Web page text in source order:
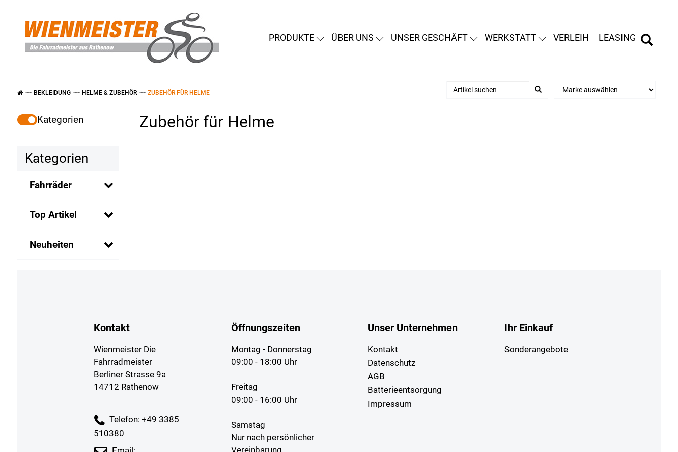
PRODUKTE ÜBER UNS UNSER GESCHÄFT WERKSTATT VERLEIH LEASING
BEKLEIDUNG HELME & ZUBEHÖR ZUBEHÖR FÜR HELME
Kategorien Zubehör für Helme
Kategorien
Fahrräder
Top Artikel
Neuheiten
Kontakt
Wienmeister Die
Fahrradmeister
Berliner Strasse 9a
14712 Rathenow
Telefon: +49 3385
510380
Öffnungszeiten
Montag - Donnerstag
09:00 - 18:00 Uhr
Freitag
09:00 - 16:00 Uhr
Samstag
Nur nach persönlicher
Vereinbarung
Unser Unternehmen
Kontakt
Datenschutz
AGB
Batterieentsorgung
Impressum
Ihr Einkauf
Sonderangebote